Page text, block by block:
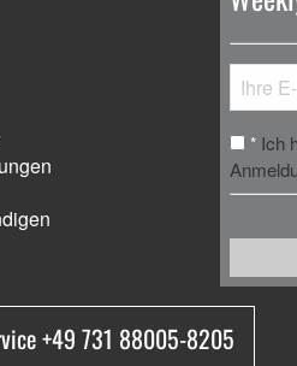
* Ich
+49 731 88005-8205